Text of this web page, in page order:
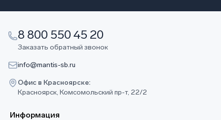
8 800 550 45 20
Заказать обратный звонок
info@mantis-sb.ru
Офис в Красноярске:
Красноярск, Комсомольский пр-т, 22/2
Информация